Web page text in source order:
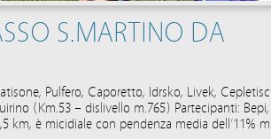
S.MARTINO DA
Pulfero, Caporetto, Idrsko, Livek,
(Km.53 – dislivello m.765) Partecipanti:
km, è micidiale con pendenza media dell’11%